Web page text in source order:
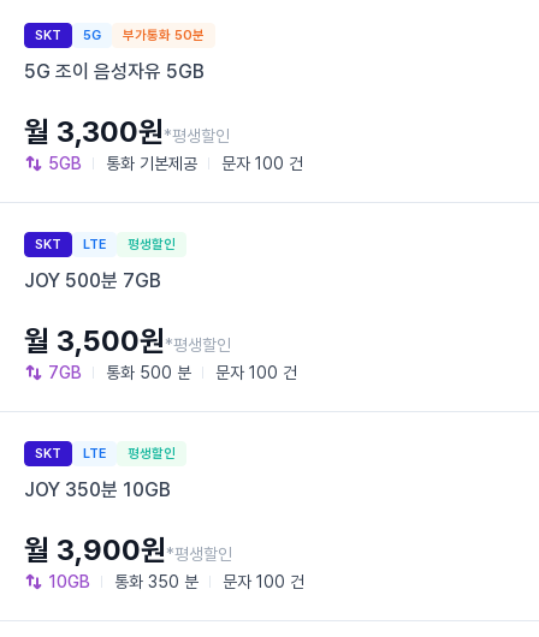
SKT 5G 부가통화 50분
5G 조이 음성자유 5GB
5GB 통화 기본제공 문자 100 건
월 3,300원*평생할인
SKT LTE 평생할인
JOY 500분 7GB
7GB 통화 500 분 문자 100 건
월 3,500원*평생할인
SKT LTE 평생할인
JOY 350분 10GB
10GB 통화 350 분 문자 100 건
월 3,900원*평생할인